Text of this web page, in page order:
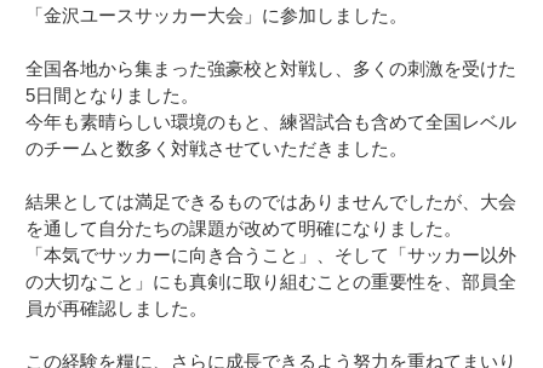
「金沢ユースサッカー大会」に参加しました。
全国各地から集まった強豪校と対戦し、多くの刺激を受けた
5日間となりました。
今年も素晴らしい環境のもと、練習試合も含めて全国レベル
のチームと数多く対戦させていただきました。
結果としては満足できるものではありませんでしたが、大会
を通して自分たちの課題が改めて明確になりました。
「本気でサッカーに向き合うこと」、そして「サッカー以外
の大切なこと」にも真剣に取り組むことの重要性を、部員全
員が再確認しました。
この経験を糧に、さらに成長できるよう努力を重ねてまいり